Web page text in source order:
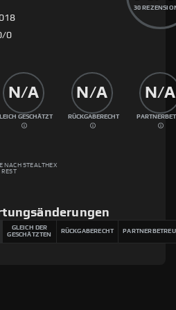
30
/0
N/A
GESCHÄTZT
N/A
RÜCKGABERECHT
N/A
NACH STEALTHEX
GLEICH DER
GESCHÄTZTEN
RÜCKGABERECHT